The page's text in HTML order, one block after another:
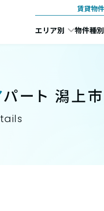
賃貸物件
エリア別 物件種別
アパート 潟上市